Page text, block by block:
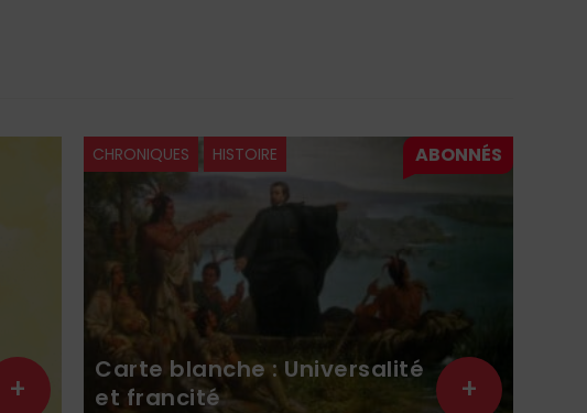
+
CHRONIQUES HISTOIRE
Carte blanche : Universalité
et francité
+